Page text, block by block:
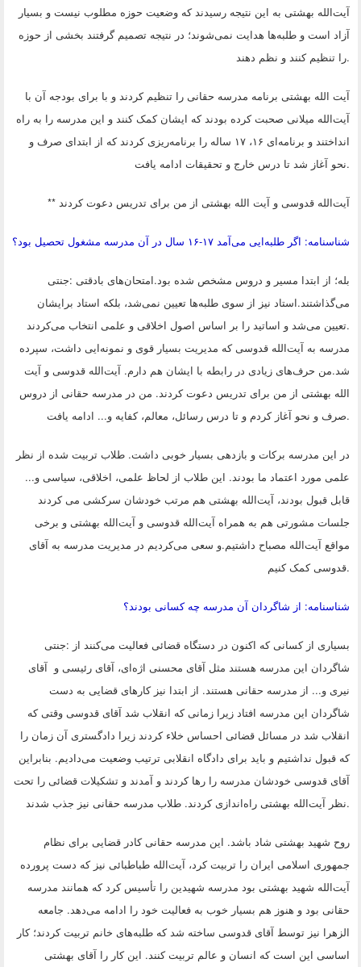
آیت‌الله بهشتی به این نتیجه رسیدند که وضعیت حوزه مطلوب نیست و بسیار
آزاد است و طلبه‌ها هدایت نمی‌شوند؛ در نتیجه تصمیم گرفتند بخشی از حوزه
را تنظیم کنند و نظم دهند.
آیت الله بهشتی برنامه مدرسه حقانی را تنظیم کردند و با برای بودجه آن با
آیت‌الله میلانی صحبت کرده بودند که ایشان کمک کنند و این مدرسه را به راه
انداختند و برنامه‌ای ۱۶، ۱۷ ساله را برنامه‌ریزی کردند که از ابتدای صرف و
نحو آغاز شد تا درس خارج و تحقیقات ادامه یافت.
** آیت‌الله قدوسی و آیت الله بهشتی از من برای تدریس دعوت کردند
شناسنامه: اگر طلبه‌ایی می‌آمد ۱۷-۱۶ سال در آن مدرسه مشغول تحصیل بود؟
جنتی: بله؛ از ابتدا مسیر و دروس مشخص شده بود.امتحان‌های بادقتی
می‌گذاشتند.استاد نیز از سوی طلبه‌ها تعیین نمی‌شد، بلکه استاد برایشان
تعیین می‌شد و اساتید را بر اساس اصول اخلاقی و علمی انتخاب می‌کردند.
مدرسه به آیت‌الله قدوسی که مدیریت بسیار قوی و نمونه‌ایی داشت، سپرده
شد.من حرف‌های زیادی در رابطه با ایشان هم دارم. آیت‌الله قدوسی و آیت
الله بهشتی از من برای تدریس دعوت کردند. من در مدرسه حقانی از دروس
صرف و نحو آغاز کردم و تا درس رسائل، معالم، کفایه و... ادامه یافت.
در این مدرسه برکات و بازدهی بسیار خوبی داشت. طلاب تربیت شده از نظر
علمی مورد اعتماد ما بودند. این طلاب از لحاظ علمی، اخلاقی، سیاسی و...
قابل قبول بودند، آیت‌الله بهشتی هم مرتب خودشان سرکشی می کردند
جلسات مشورتی هم به همراه آیت‌الله قدوسی و آیت‌الله بهشتی و برخی
مواقع آیت‌الله مصباح داشتیم.و سعی می‌کردیم در مدیریت مدرسه به آقای
قدوسی کمک کنیم.
شناسنامه: از شاگردان آن مدرسه چه کسانی بودند؟
جنتی: بسیاری از کسانی که اکنون در دستگاه قضائی فعالیت می‌کنند از
شاگردان این مدرسه هستند مثل آقای محسنی اژه‌ای، آقای رئیسی و آقای
نیری و... از مدرسه حقانی هستند. از ابتدا نیز کارهای قضایی به دست
شاگردان این مدرسه افتاد زیرا زمانی که انقلاب شد آقای قدوسی وقتی که
انقلاب شد در مسائل قضائی احساس خلاء کردند زیرا دادگستری آن زمان را
که قبول نداشتیم و باید برای دادگاه انقلابی ترتیب وضعیت می‌دادیم. بنابراین
آقای قدوسی خودشان مدرسه را رها کردند و آمدند و تشکیلات قضائی را تحت
نظر آیت‌الله بهشتی راه‌اندازی کردند. طلاب مدرسه حقانی نیز جذب شدند.
روح شهید بهشتی شاد باشد. این مدرسه حقانی کادر قضایی برای نظام
جمهوری اسلامی ایران را تربیت کرد، آیت‌الله طباطبائی نیز که دست پرورده
آیت‌الله شهید بهشتی بود مدرسه شهیدین را تأسیس کرد که همانند مدرسه
حقانی بود و هنوز هم بسیار خوب به فعالیت خود را ادامه می‌دهد. جامعه
الزهرا نیز توسط آقای قدوسی ساخته شد که طلبه‌های خانم تربیت کردند؛ کار
اساسی این است که انسان و عالم تربیت کنند. این کار را آقای بهشتی